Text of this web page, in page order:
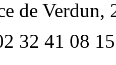
de Verdun,
32 41 08 15